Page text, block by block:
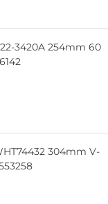
22-3420A 254mm 60
304mm V-